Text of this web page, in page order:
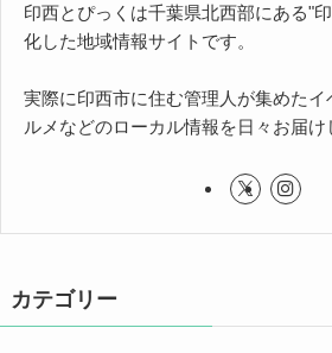
印西とぴっくは千葉県北西部にある"
化した地域情報サイトです。
実際に印西市に住む管理人が集めた
ルメなどのローカル情報を日々お届け
カテゴリー